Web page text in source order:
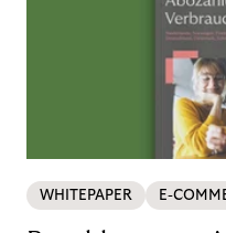
WHITEPAPER E-